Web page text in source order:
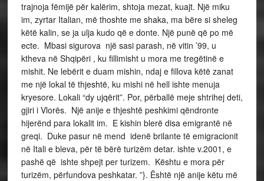
trajnoja fëmijë për kalërim, shtoja mezat, kuajt. Një miku
im, zyrtar Italian, më thoshte me shaka, ma bëre si sheleg
këtë kalin, se ja ulja kudo që e donte. Një punë që po më
ecte. Mbasi sigurova një sasi parash, në vitin ’99, u
ktheva në Shqipëri , ku fillimisht u mora me tregëtinë e
mishit. Ne lebërit e duam mishin, ndaj e fillova këtë zanat
me një lokal të thjeshtë, ku mishi në hell ishte menuja
kryesore. Lokali “dy ujqërit”. Por, përballë meje shtrihej deti,
gjiri i Vlorës. Një anije e thjeshtë peshkimi qëndronte
hijerënd para lokalit im. E kishin blerë disa emigrantë në
greqi. Duke pasur në mend idenë brilante të emigracionit
në Itali e bleva, për të bërë turizëm detar. ishte v.2001, e
pashë që ishte shpejt per turizem. Kështu e mora për
turizëm, përfundova peshkatar. ”}. Është një anije këtu më